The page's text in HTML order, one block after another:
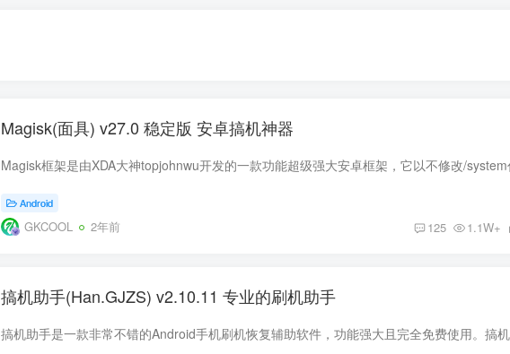
Magisk(面具) v27.0 稳定版 安卓搞机神器
Android
GKCOOL 2年前 125 1.1W+
搞机助手(Han.GJZS) v2.10.11 专业的刷机助手